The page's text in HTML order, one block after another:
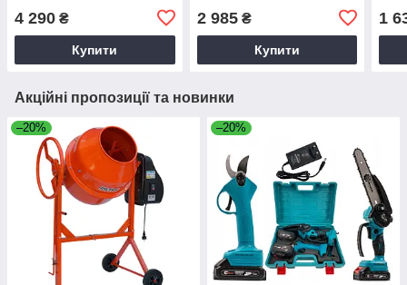
4 290 ₴
Купити
2 985₴
Купити
1
Акційні пропозиції та новинки
–20% –20%